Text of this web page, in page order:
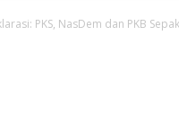
PKS, NasDem dan PKB